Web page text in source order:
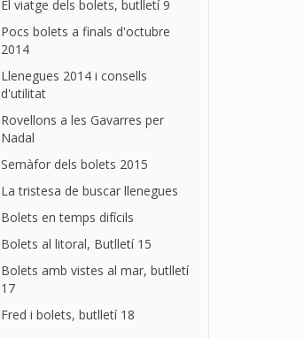
El viatge dels bolets, butlletí 9
Pocs bolets a finals d'octubre
2014
Llenegues 2014 i consells
d'utilitat
Rovellons a les Gavarres per
Nadal
Semàfor dels bolets 2015
La tristesa de buscar llenegues
Bolets en temps difícils
Bolets al litoral, Butlletí 15
Bolets amb vistes al mar, butlletí
17
Fred i bolets, butlletí 18